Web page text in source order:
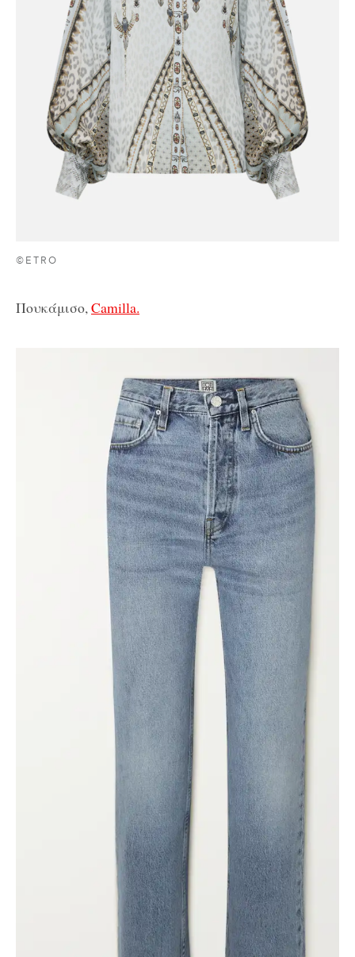
©ETRO
Πουκάμισο,Camilla.